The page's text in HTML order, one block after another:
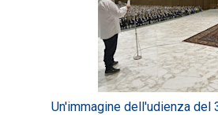
Un'immagine dell'udienza del